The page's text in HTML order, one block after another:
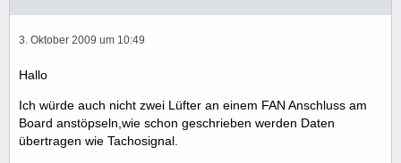
3. Oktober 2009 um 10:49
Hallo
Ich würde auch nicht zwei Lüfter an einem FAN Anschluss am
Board anstöpseln,wie schon geschrieben werden Daten
übertragen wie Tachosignal.